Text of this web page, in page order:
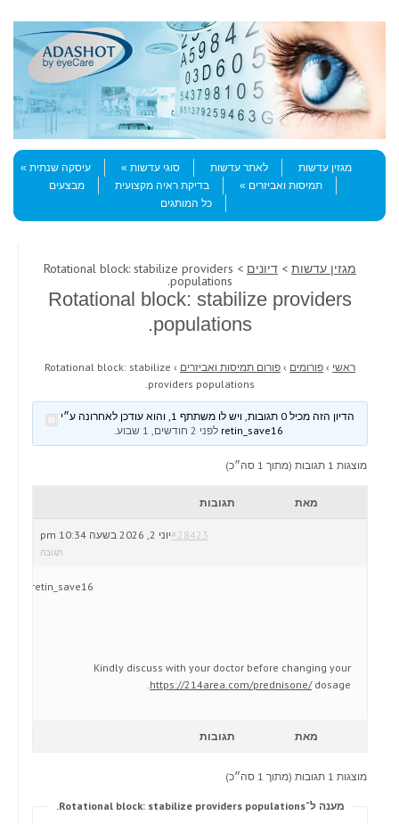
Menu
Skip to content
מגזין עדשות
לאתר עדשות סוגי עדשות
עיסקה שנתית
תמיסות ואביזרים
בדיקת ראיה מקצועית
מבצעים
כל המותגים
מגזין עדשות > דיונים > Rotational block: stabilize providers
populations.
Rotational block: stabilize providers
populations.
ראשי › פורומים › פורום תמיסות ואביזרים ›
Rotational block: stabilize
providers populations.
הדיון הזה מכיל 0 תגובות, ויש לו משתתף 1, והוא עודכן לאחרונה ע״י
לפני 2 חודשים, 1 שבוע .
מוצגות 1 תגובות (מתוך 1 סה״כ)
מאת תגובות
יוני 2, 2026 בשעה 10:34 pm#28423
תגובה
retin_save16
Kindly discuss with your doctor before changing your
https://214area.com/prednisone/dosage.
מאת תגובות
מוצגות 1 תגובות (מתוך 1 סה״כ)
מענה ל־Rotational block: stabilize providers populations.